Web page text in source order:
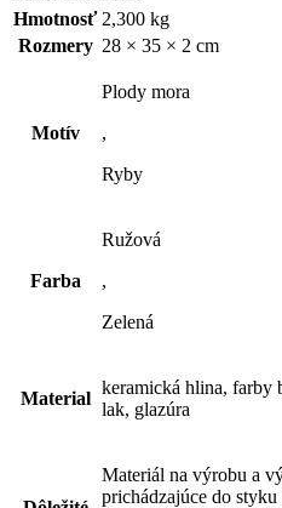
Hmotnosť 2,300 kg
Rozmery 28 × 35 × 2 cm
Motív
Plody mora
,
Ryby
Farba
Ružová
,
Zelená
Material
keramická hlina, farby
lak, glazúra
Materiál na výrobu a
prichádzajúce do